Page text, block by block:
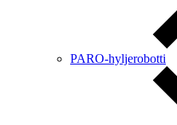
PARO-hyljerobotti